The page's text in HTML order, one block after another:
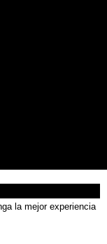
la mejor experiencia